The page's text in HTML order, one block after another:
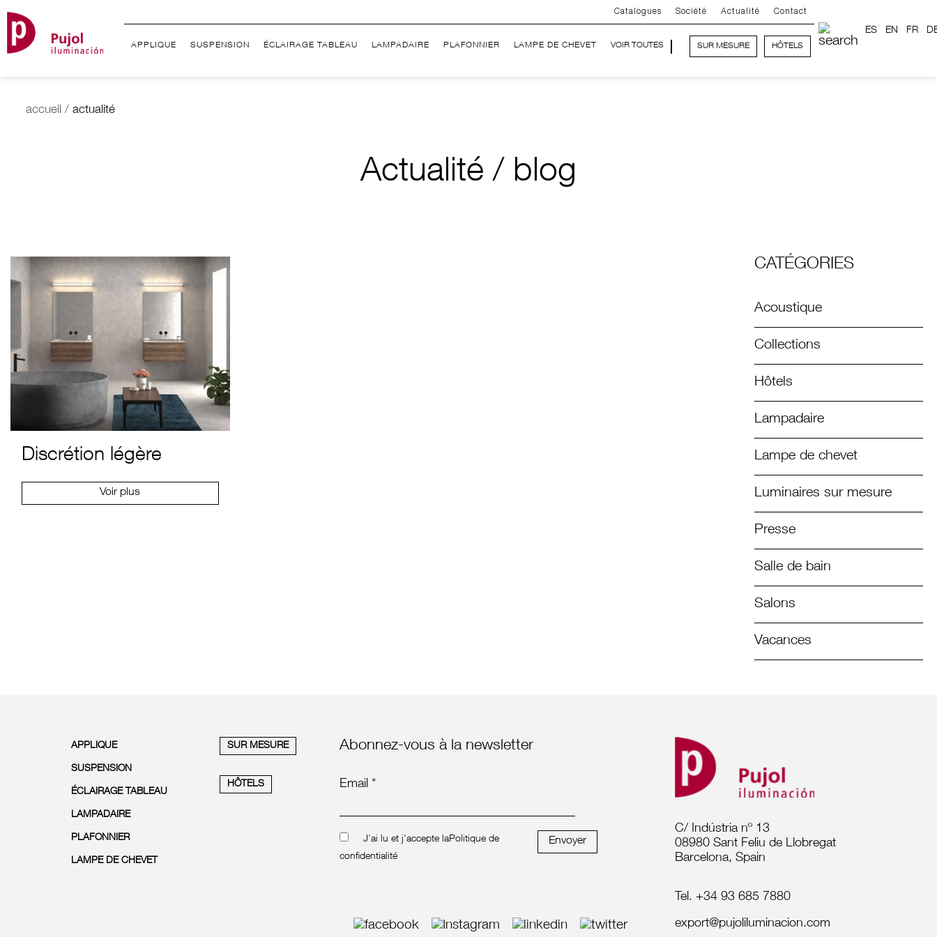
Catalogues Société Actualité Contact
APPLIQUE SUSPENSION ÉCLAIRAGE TABLEAU LAMPADAIRE PLAFONNIER LAMPE DE CHEVET VOIR TOUTES SUR MESURE HÔTELS
ES EN FR
accueil / actualité
Actualité / blog
Discrétion légère
Voir plus
CATÉGORIES
Acoustique
Collections
Hôtels
Lampadaire
Lampe de chevet
Luminaires sur mesure
Presse
Salle de bain
Salons
Vacances
APPLIQUE
SUSPENSION
ÉCLAIRAGE TABLEAU
LAMPADAIRE
PLAFONNIER
LAMPE DE CHEVET
SUR MESURE
HÔTELS
Abonnez-vous à la newsletter
Email *
J'ai lu et j'accepte laPolitique de
confidentialité
Envoyer
C/ Indústria nº 13
08980 Sant Feliu de Llobregat
Barcelona, Spain
Tel. +34 93 685 7880
export@pujoliluminacion.com